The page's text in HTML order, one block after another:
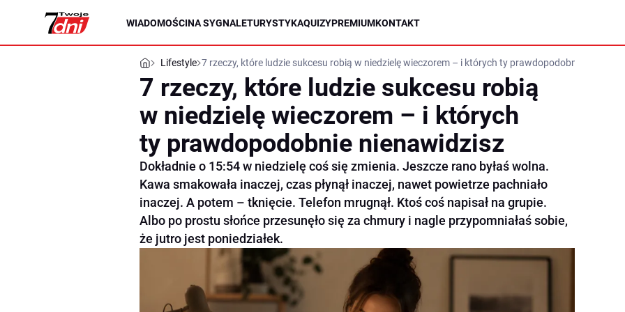
WIADOMOŚCINA SYGNALETURYSTYKAQUIZYPREMIUMKONTAKT
Lifestyle 7 rzeczy, które ludzie sukcesu robią w niedzielę wieczorem – i których ty prawdopodobnie
7 rzeczy, które ludzie sukcesu robią
w niedzielę wieczorem – i których
ty prawdopodobnie nienawidzisz
Dokładnie o 15:54 w niedzielę coś się zmienia. Jeszcze rano byłaś wolna.
Kawa smakowała inaczej, czas płynął inaczej, nawet powietrze pachniało
inaczej. A potem – tknięcie. Telefon mrugnął. Ktoś coś napisał na grupie.
Albo po prostu słońce przesunęło się za chmury i nagle przypomniałaś sobie,
że jutro jest poniedziałek.